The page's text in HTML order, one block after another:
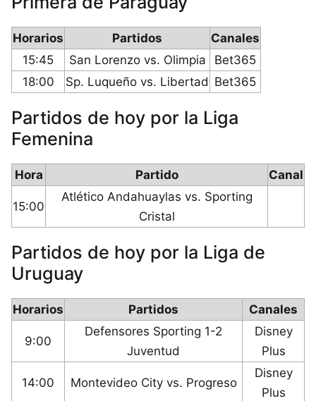
Horarios Partidos
Canales
15:45
San Lorenzo vs. Olimpia
Bet365
18:00
Sp. Luqueño vs. Libertad Bet365
Partidos de hoy por la Liga
Femenina
Hora Partido Canal
15:00
Atlético Andahuaylas vs. Sporting
Cristal
Partidos de hoy por la Liga de
Uruguay
Horarios Partidos Canales
9:00
Defensores Sporting 1-2
Juventud
Disney
Plus
14:00 Montevideo City vs. Progreso
Disney
Plus